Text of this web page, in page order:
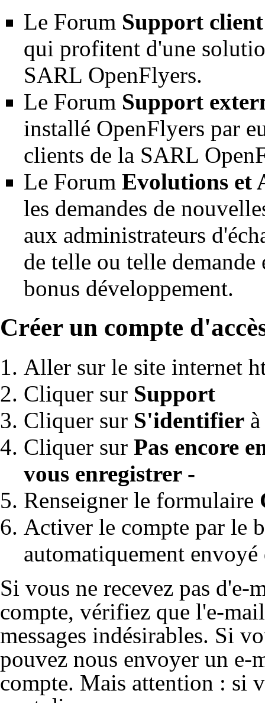
Le Forum Support client
qui profitent d'une
SARL OpenFlyers.
Le Forum Support
installé OpenFlyers par
clients de la SARL
Le Forum Evolutions et
les demandes de
aux administrateurs
de telle ou telle demande
bonus développement.
Créer un compte
Aller sur le site internet
Cliquer sur Support
Cliquer sur S'identifier
Cliquer sur Pas encore
vous enregistrer -
Renseigner le formulaire
Activer le compte par le
automatiquement
Si vous ne recevez pas
compte, vérifiez que l'e-
messages indésirables. Si
pouvez nous envoyer un
compte. Mais attention : si